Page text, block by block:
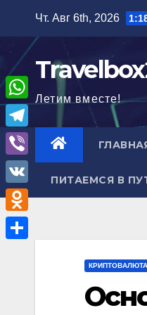
содержимому
Чт. Авг 6th, 2026
Летим вместе!
ПИТАЕМСЯ В
W
h
a
A
T
e
l
e
g
V
i
b
e
V
K
O